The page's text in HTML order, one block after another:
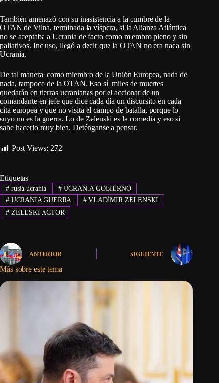
También amenazó con su inasistencia a la cumbre de la
OTAN de Vilna, terminada la víspera, si la Alianza Atlántica
no se aceptaba a Ucrania de facto como miembro pleno y sin
paliativos. Incluso, llegó a decir que la OTAN no era nada sin
Ucrania.
De tal manera, como miembro de la Unión Europea, nada de
nada, tampoco de la OTAN. Eso sí, miles de muertes
quedarán en tierras ucranianas por el accionar de un
comandante en jefe que dice cada día un discursito en cada
cita europea y que no visita el campo de batalla, porque lo
suyo no es la guerra. Lo de Zelenski es la comedia y eso si
sabe hacerlo muy bien. Deténganse a pensar.
Post Views: 272
Etiquetas
#rusia ucrania #UCRANIA GOBIERNO
#UCRANIA GUERRA #VLADÍMIR ZELENSKI
#ZELESKI ACTOR
ANTERIOR SIGUIENTE
Más sobre este tema